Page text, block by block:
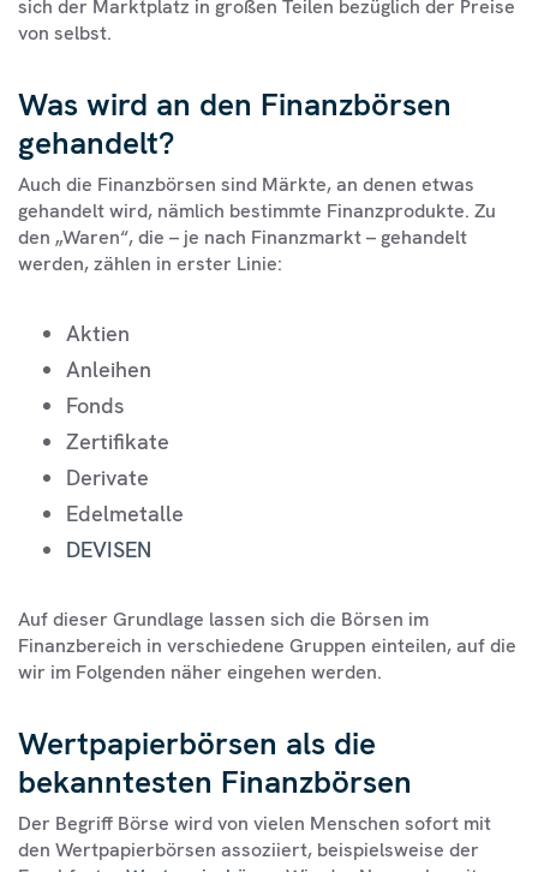
sich der Marktplatz in großen Teilen bezüglich der Preise
von selbst.
Was wird an den Finanzbörsen
gehandelt?
Auch die Finanzbörsen sind Märkte, an denen etwas
gehandelt wird, nämlich bestimmte Finanzprodukte. Zu
den „Waren“, die – je nach Finanzmarkt – gehandelt
werden, zählen in erster Linie:
Aktien
Anleihen
Fonds
Zertifikate
Derivate
Edelmetalle
DEVISEN
Auf dieser Grundlage lassen sich die Börsen im
Finanzbereich in verschiedene Gruppen einteilen, auf die
wir im Folgenden näher eingehen werden.
Wertpapierbörsen als die
bekanntesten Finanzbörsen
Der Begriff Börse wird von vielen Menschen sofort mit
den Wertpapierbörsen assoziiert, beispielsweise der